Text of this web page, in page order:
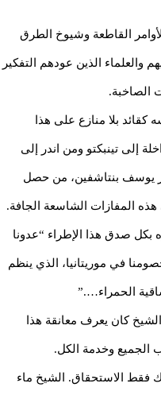
القاطعة وشيوخ الطرق
والعلماء الذين عودهم التفكير
الصاخبة.
بلا منازع على هذا
إلى تينبكتو ومن اندر إلى
أي منذ ظهور يوسف بنتاشفين، من حصل
هذه المفازات الشاسعة الجافة.
صدق هذا الإطراء “عدونا
في موريتانيا، الذي ينظم
الحمراء….”
كان يعرف معانقة هذا
الجميع وخدمة الكل.
فقط الاستحقاق. الشيخ ماء